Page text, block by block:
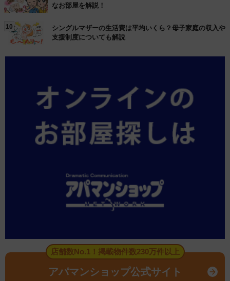
なお部屋を解説！
10
シングルマザーの生活費は平均いくら？母子家庭の収入や
支援制度についても解説
店舗数No.1！掲載物件数230万件以上
アパマンショップ公式サイト